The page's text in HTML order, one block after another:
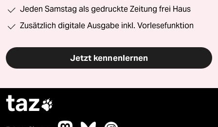
Jeden Samstag als gedruckte Zeitung frei Haus
Zusätzlich digitale Ausgabe inkl. Vorlesefunktion
Jetzt kennenlernen
taz